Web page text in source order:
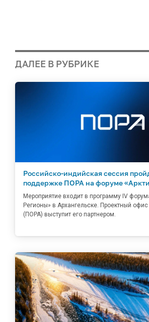
ДАЛЕЕ В РУБРИКЕ
Российско-индийская сессия
поддержке ПОРА на форуме
Мероприятие входит в программу IV
Регионы» в Архангельске. Проектный офис
(ПОРА) выступит его партнером.